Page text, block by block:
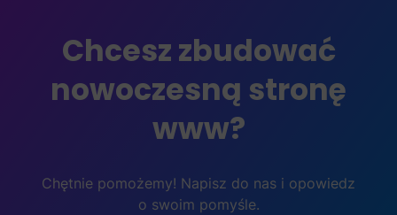
Chcesz zbudować
nowoczesną stronę
www?
Chętnie pomożemy! Napisz do nas i opowiedz
o swoim pomyśle.